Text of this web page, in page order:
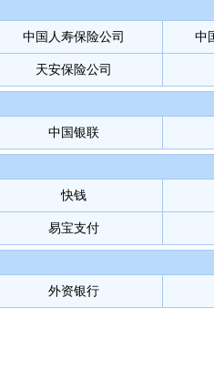
中国人寿保险公司 中
天安保险公司
中国银联
快钱
易宝支付
外资银行